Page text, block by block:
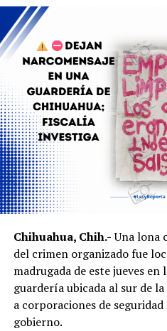
Estado confirme
Loera y anuncie quién
Secretaría de Desarrollo
Chihuahua, Chih.-Una lona
del crimen organizado fue
madrugada de este jueves
guardería ubicada al sur de
a corporaciones de
gobierno.